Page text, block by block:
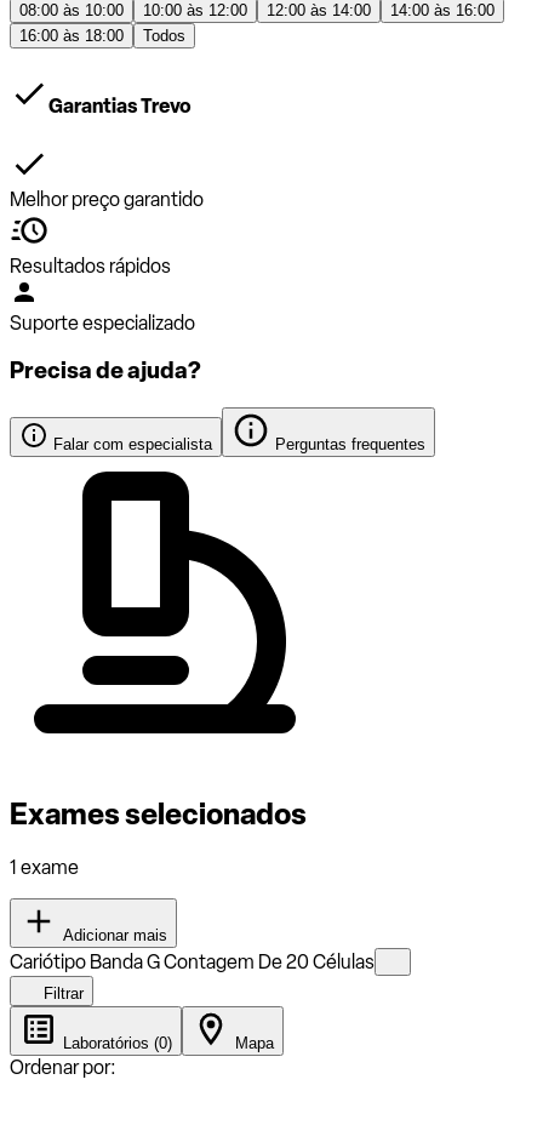
08:00 às 10:00 10:00 às 12:00 12:00 às 14:00
14:00 às 16:00
16:00 às 18:00
Todos
Garantias Trevo
Melhor preço garantido
Resultados rápidos
Suporte especializado
Precisa de ajuda?
Falar com especialista Perguntas frequentes
Exames selecionados
1 exame
Adicionar mais
Cariótipo Banda G Contagem De 20 Células
Filtrar
Laboratórios (0) Mapa
Ordenar por: